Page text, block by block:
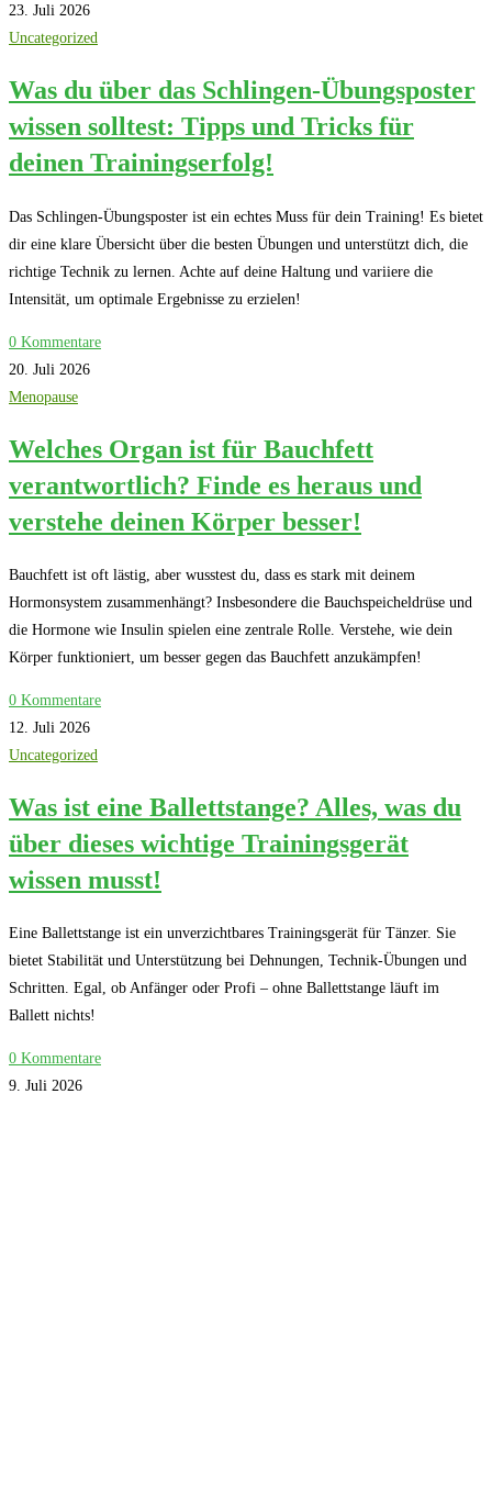
23. Juli 2026
Uncategorized
Was du über das Schlingen-Übungsposter
wissen solltest: Tipps und Tricks für
deinen Trainingserfolg!
Das Schlingen-Übungsposter ist ein echtes Muss für dein Training! Es bietet
dir eine klare Übersicht über die besten Übungen und unterstützt dich, die
richtige Technik zu lernen. Achte auf deine Haltung und variiere die
Intensität, um optimale Ergebnisse zu erzielen!
0 Kommentare
20. Juli 2026
Menopause
Welches Organ ist für Bauchfett
verantwortlich? Finde es heraus und
verstehe deinen Körper besser!
Bauchfett ist oft lästig, aber wusstest du, dass es stark mit deinem
Hormonsystem zusammenhängt? Insbesondere die Bauchspeicheldrüse und
die Hormone wie Insulin spielen eine zentrale Rolle. Verstehe, wie dein
Körper funktioniert, um besser gegen das Bauchfett anzukämpfen!
0 Kommentare
12. Juli 2026
Uncategorized
Was ist eine Ballettstange? Alles, was du
über dieses wichtige Trainingsgerät
wissen musst!
Eine Ballettstange ist ein unverzichtbares Trainingsgerät für Tänzer. Sie
bietet Stabilität und Unterstützung bei Dehnungen, Technik-Übungen und
Schritten. Egal, ob Anfänger oder Profi – ohne Ballettstange läuft im
Ballett nichts!
0 Kommentare
9. Juli 2026